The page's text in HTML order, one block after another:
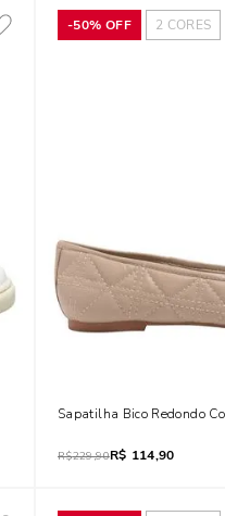
-50% OFF 2 CORES
Sapatilha Bico Redondo
R$229,90R$ 114,90